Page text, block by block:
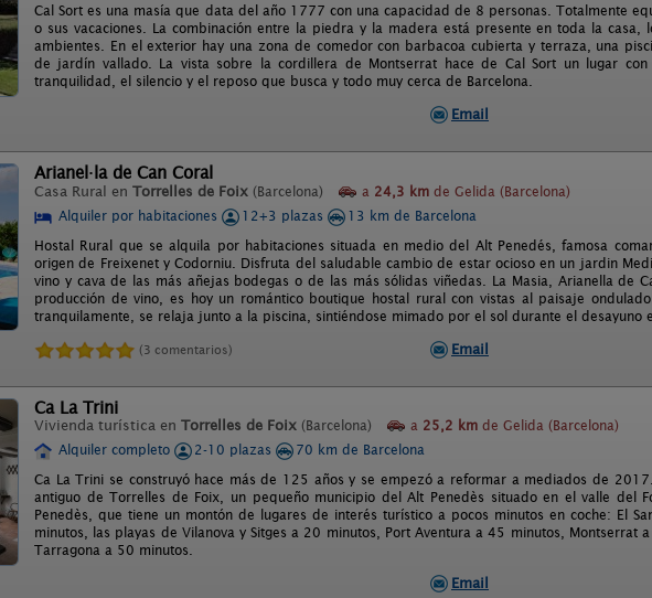
Cal Sort es una masía que data del año 1777 con una capacidad de 8 personas. Totalmente
o sus vacaciones. La combinación entre la piedra y la madera está presente en toda la
ambientes. En el exterior hay una zona de comedor con barbacoa cubierta y terraza, una
de jardín vallado. La vista sobre la cordillera de Montserrat hace de Cal Sort un lugar
tranquilidad, el silencio y el reposo que busca y todo muy cerca de Barcelona.
Email
Arianel·la de Can Coral
Casa Rural en Torrelles de Foix (Barcelona) a 24,3 km de Gelida (Barcelona)
Alquiler por habitaciones
12+3 plazas
13 km de Barcelona
Hostal Rural que se alquila por habitaciones situada en medio del Alt Penedés, famosa
origen de Freixenet y Codorniu. Disfruta del saludable cambio de estar ocioso en un jardin
vino y cava de las más añejas bodegas o de las más sólidas viñedas. La Masia, Arianella de
producción de vino, es hoy un romántico boutique hostal rural con vistas al paisaje
tranquilamente, se relaja junto a la piscina, sintiéndose mimado por el sol durante el desayuno
(3 comentarios) Email
Ca La Trini
Vivienda turística en Torrelles de Foix (Barcelona) a 25,2 km de Gelida (Barcelona)
Alquiler completo
2-10 plazas
70 km de Barcelona
Ca La Trini se construyó hace más de 125 años y se empezó a reformar a mediados de
antiguo de Torrelles de Foix, un pequeño municipio del Alt Penedès situado en el valle del
Penedès, que tiene un montón de lugares de interés turístico a pocos minutos en coche: El
minutos, las playas de Vilanova y Sitges a 20 minutos, Port Aventura a 45 minutos, Montserrat
Tarragona a 50 minutos.
Email